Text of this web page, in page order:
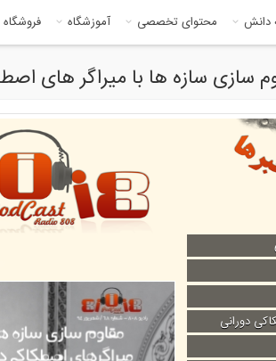
دانش محتوای تخصصی آموزشگاه فروشگاه
دورانی